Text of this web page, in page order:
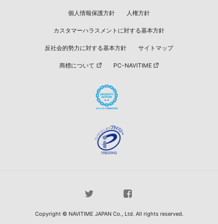
個人情報保護方針 人権方針
カスタマーハラスメントに対する基本方針
反社会的勢力に対する基本方針 サイトマップ
商標について PC-NAVITIME
Copyright © NAVITIME JAPAN Co., Ltd. All rights reserved.